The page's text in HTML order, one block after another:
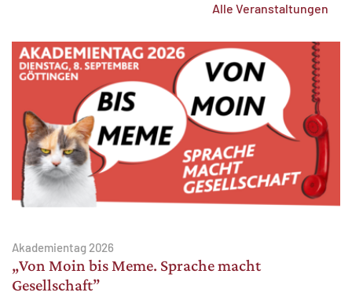
Alle Veranstaltungen
Akademientag 2026
„Von Moin bis Meme. Sprache macht
Gesellschaft”